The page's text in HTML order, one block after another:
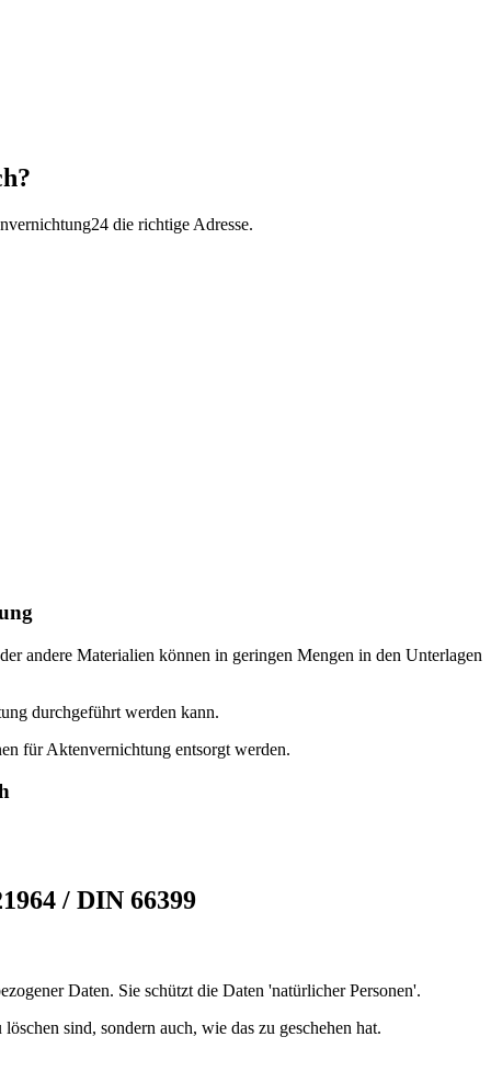
die richtige Adresse.
andere Materialien können in geringen Mengen in den Unterlagen
durchgeführt werden kann.
für Aktenvernichtung entsorgt werden.
/ DIN 66399
Daten. Sie schützt die Daten 'natürlicher Personen'.
sind, sondern auch, wie das zu geschehen hat.